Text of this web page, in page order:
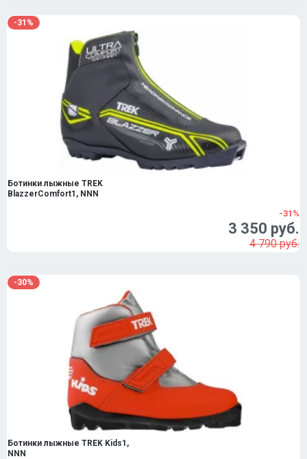
-31%
Ботинки лыжные TREK
BlazzerComfort1, NNN
-31%
3 350 руб.
4 790 руб.
-30%
Ботинки лыжные TREK Kids1,
NNN